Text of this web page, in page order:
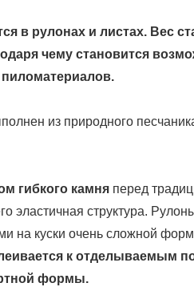
в рулонах и листах. Вес
чему становится
пиломатериалов.
из природного
гибкого камня перед
эластичная структура.
на куски очень сложной
к отделываемым
формы.